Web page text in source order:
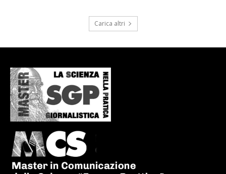
Carica altri